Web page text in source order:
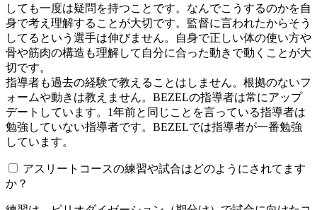
しても一度は疑問を持つことです。なんでこうするのかを自
身で考え理解することが大切です。監督に言われたからそう
してるという選手は伸びません。自身で正しい体の使い方や
骨や筋肉の構造も理解して自分に合った動きで動くことが大
切です。
指導者も過去の経験で教えることはしません。根拠のないフ
ォームや動きは教えません。BEZELの指導者は常にアップ
デートしています。1年前と同じことを言っている指導者は
勉強していない指導者です。BEZELでは指導者が一番勉強
しています。
アスリートコースの練習や試合はどのようにされてます
か？